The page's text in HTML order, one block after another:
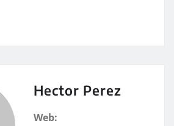
Hector Perez
Web: